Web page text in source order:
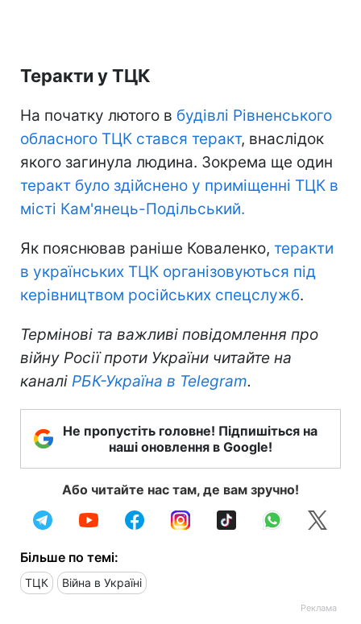
Теракти у ТЦК
На початку лютого в будівлі Рівненського
обласного ТЦК стався теракт, внаслідок
якого загинула людина. Зокрема ще один
теракт було здійснено у приміщенні ТЦК в
місті Кам'янець-Подільський.
Як пояснював раніше Коваленко, теракти
в українських ТЦК організовуються під
керівництвом російських спецслужб.
Термінові та важливі повідомлення про
війну Росії проти України читайте на
каналі РБК-Україна в Telegram.
Не пропустіть головне! Підпишіться на
наші оновлення в Google!
Або читайте нас там, де вам зручно!
Більше по темі:
ТЦК Війна в Україні